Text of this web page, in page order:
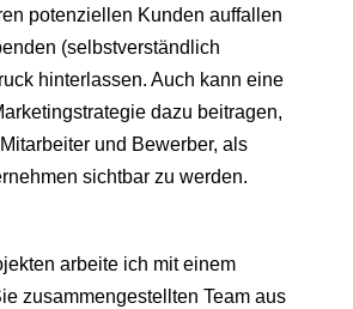
potenziellen Kunden auffallen
(selbstverständlich
hinterlassen. Auch kann eine
dazu beitragen,
und Bewerber, als
sichtbar zu werden.
arbeite ich mit einem
zusammengestellten Team aus